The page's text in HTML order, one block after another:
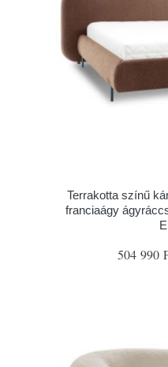
Terrakotta színű
franciaágy
504 990